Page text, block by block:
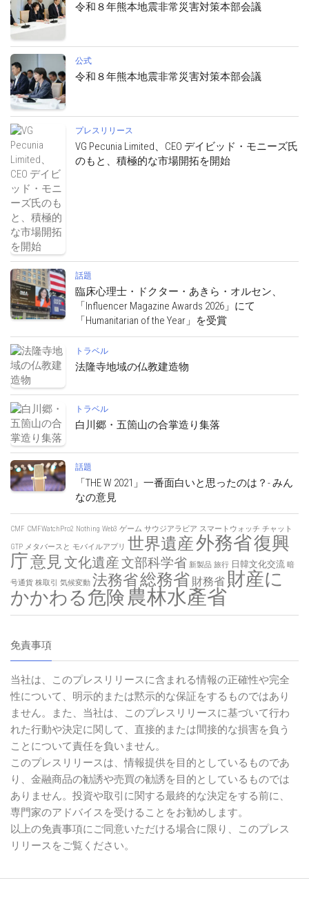
令和８年熊本地震非常災害対策本部会議
公式
令和８年熊本地震非常災害対策本部会議
プレスリリース
VG Pecunia Limited、CEO デイビッド・モニーズ氏
のもと、積極的な市場開拓を開始
話題
臨床心理士・ドクター・あきら・オルセン、
「Influencer Magazine Awards 2026」にて
「Humanitarian of the Year」を受賞
トラベル
法隆寺地域の仏教建造物
トラベル
白川郷・五箇山の合掌造り集落
話題
「THE W 2021」一番面白いと思ったのは？- みん
なの意見
CMF CMFWatchPro2 Nothing Web3 ゲーム サウジアラビア スマートウォッチ チャット
GTP メタバースと モバイルアプリ 世界遺産外務省復興
庁意見文化遺産文部科学省 新製品 旅行 日韓文化交流 暗
号通貨 株取引 気候変動 法務省総務省 財務省 財産に
かかわる危険農林水產省
免責事項
当社は、このプレスリリースに含まれる情報の正確性や完全
性について、明示的または黙示的な保証をするものではあり
ません。また、当社は、このプレスリリースに基づいて行わ
れた行動や決定に関して、直接的または間接的な損害を負う
ことについて責任を負いません。
このプレスリリースは、情報提供を目的としているものであ
り、金融商品の勧誘や売買の勧誘を目的としているものでは
ありません。投資や取引に関する最終的な決定をする前に、
専門家のアドバイスを受けることをお勧めします。
以上の免責事項にご同意いただける場合に限り、このプレス
リリースをご覧ください。